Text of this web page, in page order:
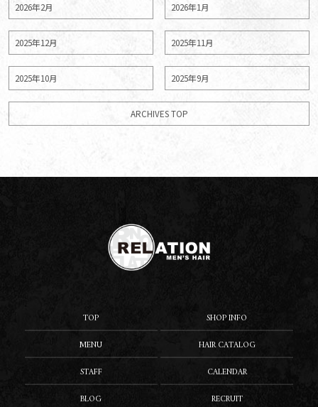
2026年2月 2026年1月
2025年12月 2025年11月
2025年10月 2025年9月
ARCHIVES TOP
TOP
SHOP INFO
MENU
HAIR CATALOG
STAFF
CALENDAR
BLOG
RECRUIT